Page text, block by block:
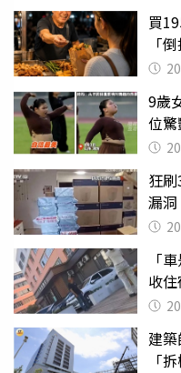
買
「
9歲
位
狂
漏
「
收
建
「